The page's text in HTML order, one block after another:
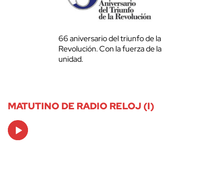
66 aniversario del triunfo de la
Revolución. Con la fuerza de la
unidad.
MATUTINO DE RADIO RELOJ (I)
Audio
Player